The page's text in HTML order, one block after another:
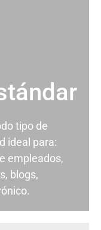
tipo de
ideal para:
empleados,
blogs,